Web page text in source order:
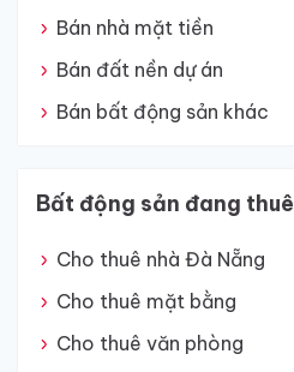
Bán nhà mặt tiền
Bán đất nền dự án
Bán bất động sản khác
Bất động sản đang thuê
Cho thuê nhà Đà Nẵng
Cho thuê mặt bằng
Cho thuê văn phòng